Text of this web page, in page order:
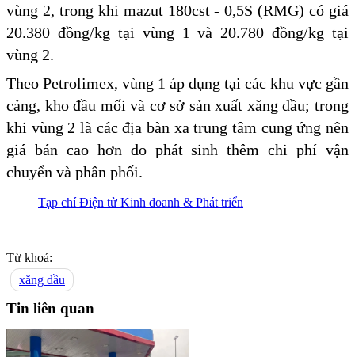
vùng 2, trong khi mazut 180cst - 0,5S (RMG) có giá
20.380 đồng/kg tại vùng 1 và 20.780 đồng/kg tại
vùng 2.
Theo Petrolimex, vùng 1 áp dụng tại các khu vực gần
cảng, kho đầu mối và cơ sở sản xuất xăng dầu; trong
khi vùng 2 là các địa bàn xa trung tâm cung ứng nên
giá bán cao hơn do phát sinh thêm chi phí vận
chuyển và phân phối.
Tạp chí Điện tử Kinh doanh & Phát triển
Từ khoá:
xăng dầu
Tin liên quan